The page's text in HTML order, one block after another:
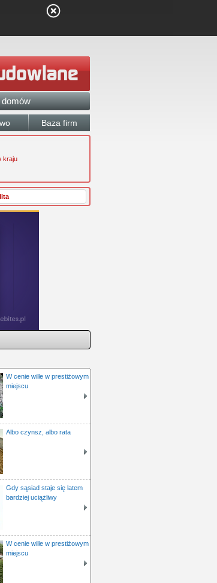
Baza firm
kraju
W cenie wille w prestiżowym
miejscu
Albo czynsz, albo rata
Gdy sąsiad staje się latem
bardziej uciążliwy
W cenie wille w prestiżowym
miejscu